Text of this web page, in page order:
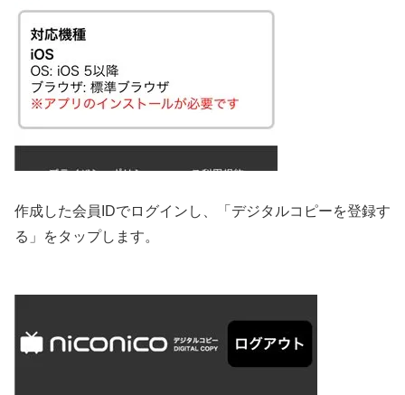
作成した会員IDでログインし、「デジタルコピーを登録す
る」をタップします。